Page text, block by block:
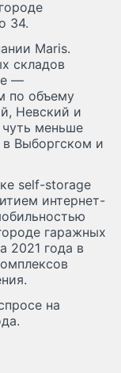
34.
Maris.
складов
—
по объему
Невский и
меньше
в Выборгском и
self-storage
интернет-
гаражных
2021 года в
на